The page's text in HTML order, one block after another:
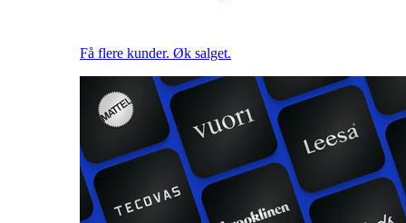
Få flere kunder. Øk salget.